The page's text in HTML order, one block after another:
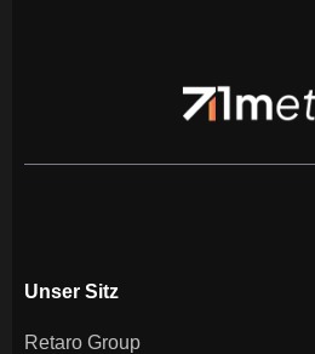
Unser Sitz
Retaro Group